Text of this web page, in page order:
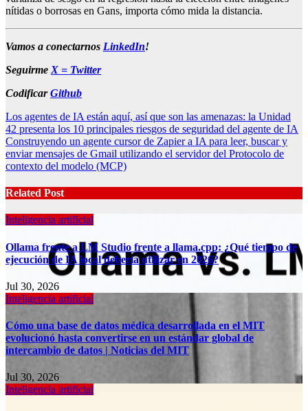
nítidas o borrosas en Gans, importa cómo mida la distancia.
Vamos a conectarnos LinkedIn!
Seguirme X = Twitter
CodificarGithub
Post
navigation
Los agentes de IA están aquí, así que son las amenazas: la Unidad
42 presenta los 10 principales riesgos de seguridad del agente de IA
Construyendo un agente cursor de Zapier a IA para leer, buscar y
enviar mensajes de Gmail utilizando el servidor del Protocolo de
contexto del modelo (MCP)
Related Post
Inteligencia artificial
Ollama frente a LM Studio frente a llama.cpp: ¿Qué tiempo de
ejecución de IA local debería utilizar en 2026?
Jul 30, 2026
Inteligencia artificial
Cómo una base de datos médica desarrollada en el MIT
evolucionó hasta convertirse en un estándar global de
intercambio de datos | Noticias del MIT
Jul 30, 2026
Inteligencia artificial